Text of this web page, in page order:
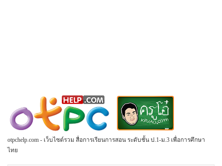
otpchelp.com - เว็บไซต์รวม สื่อการเรียนการสอน ระดับชั้น ป.1-ม.3 เพื่อการศึกษา
ไทย